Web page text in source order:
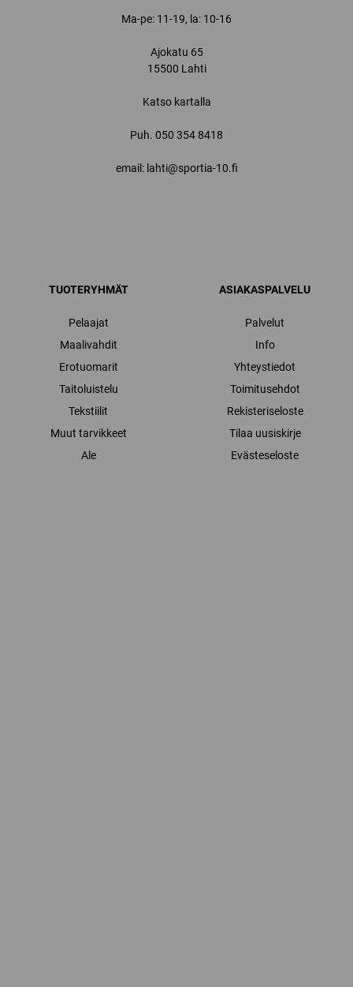
Ma-pe: 11-19, la: 10-16
Ajokatu 65
15500 Lahti
Katso kartalla
Puh. 050 354 8418
email: lahti@sportia-10.fi
TUOTERYHMÄT
Pelaajat
Maalivahdit
Erotuomarit
Taitoluistelu
Tekstiilit
Muut tarvikkeet
Ale
ASIAKASPALVELU
Palvelut
Info
Yhteystiedot
Toimitusehdot
Rekisteriseloste
Tilaa uusiskirje
Evästeseloste